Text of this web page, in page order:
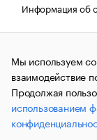
Информация об
Правовая
© АО
и материалы
связи,
коммуникаций
№ФС77-63848)
публикации
Мы используем
взаимодействие
Продолжая
использованием